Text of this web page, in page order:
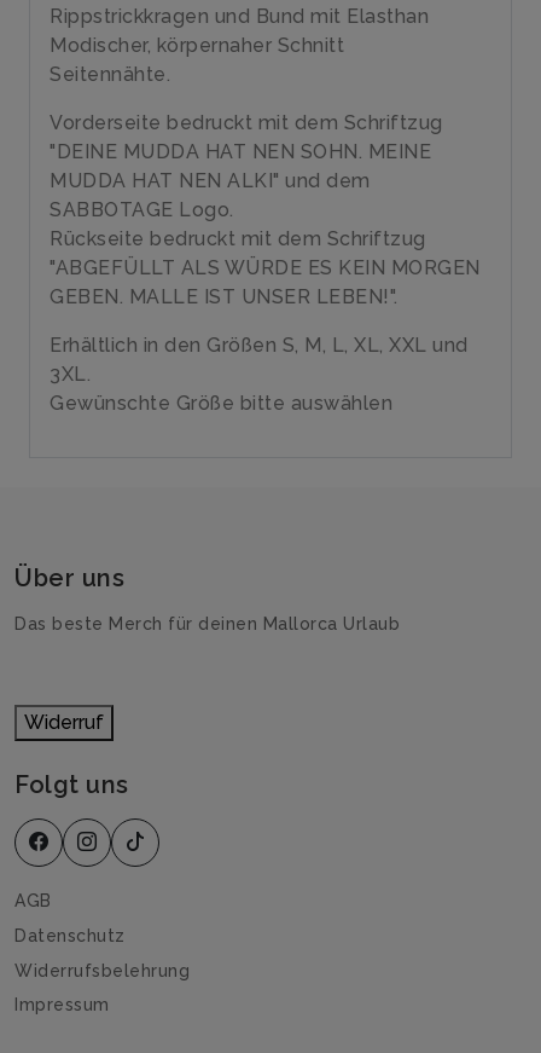
Rippstrickkragen und Bund mit Elasthan
Modischer, körpernaher Schnitt
Seitennähte.
Vorderseite bedruckt mit dem Schriftzug
"DEINE MUDDA HAT NEN SOHN. MEINE
MUDDA HAT NEN ALKI" und dem
SABBOTAGE Logo.
Rückseite bedruckt mit dem Schriftzug
"ABGEFÜLLT ALS WÜRDE ES KEIN MORGEN
GEBEN. MALLE IST UNSER LEBEN!".
Erhältlich in den Größen S, M, L, XL, XXL und
3XL.
Gewünschte Größe bitte auswählen
Über uns
Das beste Merch für deinen Mallorca Urlaub
Widerruf
Folgt uns
AGB
Datenschutz
Widerrufsbelehrung
Impressum